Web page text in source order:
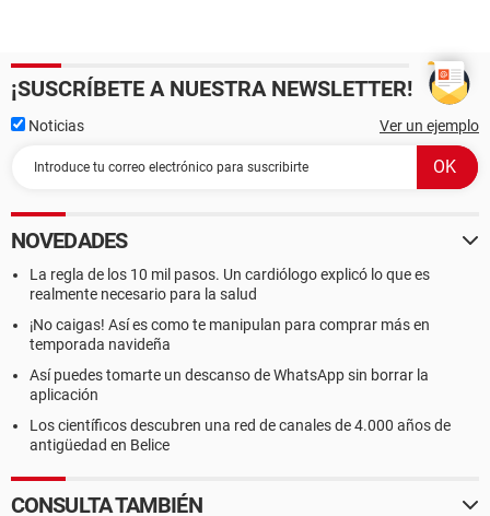
¡SUSCRÍBETE A NUESTRA NEWSLETTER!
Noticias Ver un ejemplo
NOVEDADES
La regla de los 10 mil pasos. Un cardiólogo explicó lo que es
realmente necesario para la salud
¡No caigas! Así es como te manipulan para comprar más en
temporada navideña
Así puedes tomarte un descanso de WhatsApp sin borrar la
aplicación
Los científicos descubren una red de canales de 4.000 años de
antigüedad en Belice
CONSULTA TAMBIÉN